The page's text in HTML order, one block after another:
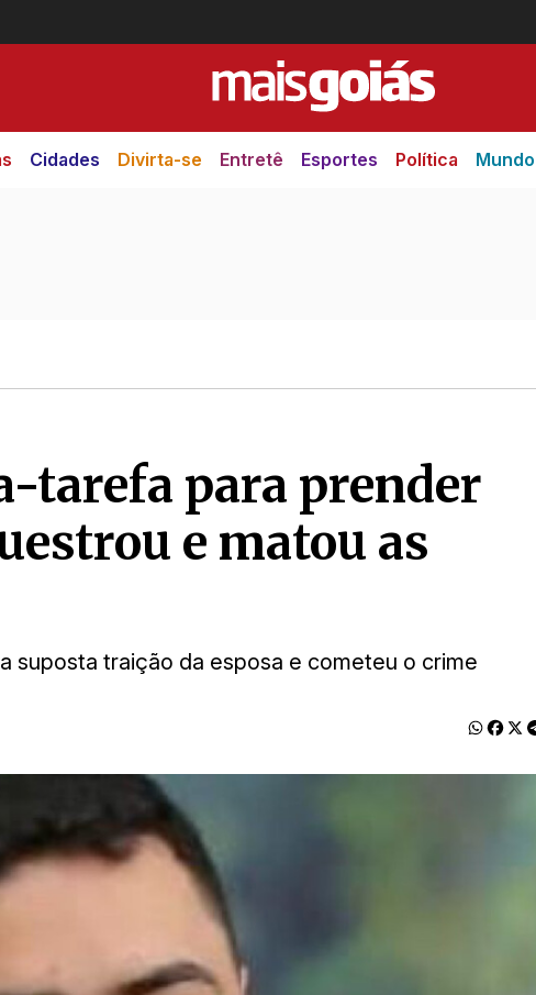
Cidades Divirta-se Entretê Esportes Política Mundo
tarefa para prender
e matou as
suposta traição da esposa e cometeu o crime